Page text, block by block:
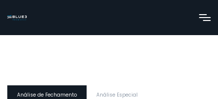
Análise de Fechamento Análise Especial